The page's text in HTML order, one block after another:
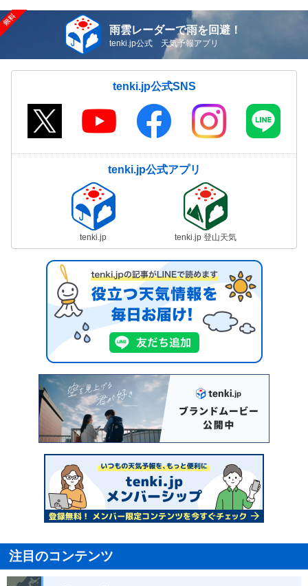
雨雲レーダーで雨を回避！
tenki.jp公式 天気予報アプリ
tenki.jp公式SNS
tenki.jp公式アプリ
tenki.jp tenki.jp 登山天気
注目のコンテンツ